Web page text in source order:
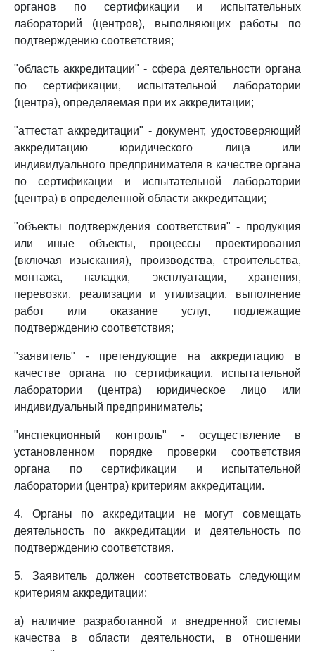
органов по сертификации и испытательных
лабораторий (центров), выполняющих работы по
подтверждению соответствия;
"область аккредитации" - сфера деятельности органа
по сертификации, испытательной лаборатории
(центра), определяемая при их аккредитации;
"аттестат аккредитации" - документ, удостоверяющий
аккредитацию юридического лица или
индивидуального предпринимателя в качестве органа
по сертификации и испытательной лаборатории
(центра) в определенной области аккредитации;
"объекты подтверждения соответствия" - продукция
или иные объекты, процессы проектирования
(включая изыскания), производства, строительства,
монтажа, наладки, эксплуатации, хранения,
перевозки, реализации и утилизации, выполнение
работ или оказание услуг, подлежащие
подтверждению соответствия;
"заявитель" - претендующие на аккредитацию в
качестве органа по сертификации, испытательной
лаборатории (центра) юридическое лицо или
индивидуальный предприниматель;
"инспекционный контроль" - осуществление в
установленном порядке проверки соответствия
органа по сертификации и испытательной
лаборатории (центра) критериям аккредитации.
4. Органы по аккредитации не могут совмещать
деятельность по аккредитации и деятельность по
подтверждению соответствия.
5. Заявитель должен соответствовать следующим
критериям аккредитации:
а) наличие разработанной и внедренной системы
качества в области деятельности, в отношении